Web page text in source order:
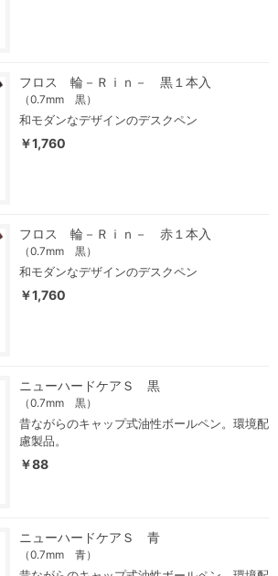
フロス 輪－Ｒｉｎ－ 黒１本入
（0.7mm 黒）
和モダンなデザインのデスクペン
￥1,760
フロス 輪－Ｒｉｎ－ 赤１本入
（0.7mm 黒）
和モダンなデザインのデスクペン
￥1,760
ニューハードケアＳ 黒
（0.7mm 黒）
昔ながらのキャップ式油性ボールペン。環境配
慮製品。
￥88
ニューハードケアＳ 青
（0.7mm 青）